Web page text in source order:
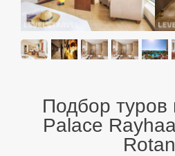
Подбор туров
Palace